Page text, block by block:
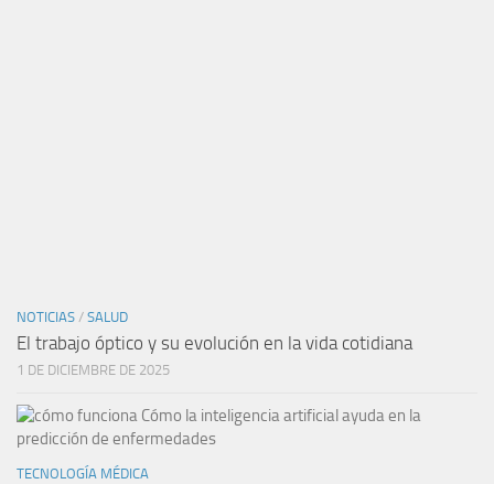
NOTICIAS / SALUD
El trabajo óptico y su evolución en la vida cotidiana
1 DE DICIEMBRE DE 2025
TECNOLOGÍA MÉDICA